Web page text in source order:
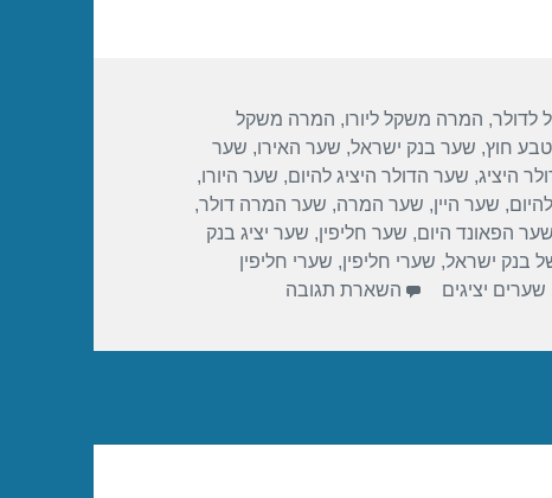
לדולר, המרה משקל ליורו, המרה משקל
חוץ, שער בנק ישראל, שער האירו, שער
היציג, שער הדולר היציג להיום, שער היורו,
, שער היין, שער המרה, שער המרה דולר,
שער הפאונד היום, שער חליפין, שער יציג בנק
בנק ישראל, שערי חליפין, שערי חליפין
שערים יציגים השארת תגובה